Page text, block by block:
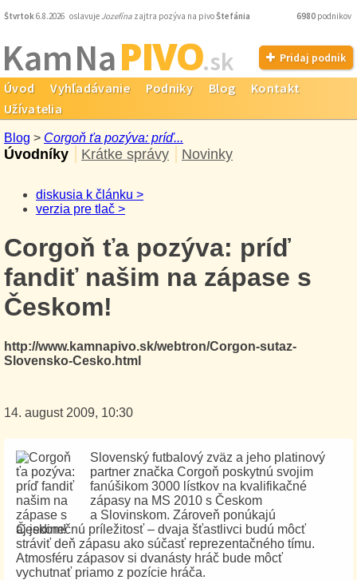
Štvrtok6.8.2026 oslavuje Jozefína zajtra pozýva na pivoŠtefánia 6980 podnikov
Kam NaPIVO.sk Pridaj podnik
Úvod Vyhľadávanie Podniky Blog
Kontakt
Užívatelia
Blog > Corgoň ťa pozýva: príď...
Úvodníky Krátke správy Novinky
diskusia k článku >
verzia pre tlač >
Corgoň ťa pozýva: príď
fandiť našim na zápase s
Českom!
http://www.kamnapivo.sk/webtron/Corgon-sutaz-
Slovensko-Cesko.html
14. august 2009, 10:30
Slovenský futbalový zväz a jeho platinový
partner značka Corgoň poskytnú svojim
fanúšikom 3000 lístkov na kvalifikačné
zápasy na MS 2010 s Českom
a Slovinskom. Zároveň ponúkajú
aj jedinečnú príležitosť – dvaja šťastlivci budú môcť
stráviť deň zápasu ako súčasť reprezentačného tímu.
Atmosféru zápasov si dvanásty hráč bude môcť
vychutnať priamo z pozície hráča.